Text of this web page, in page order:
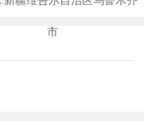
市